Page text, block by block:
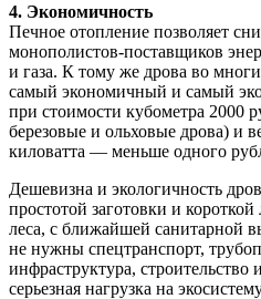
4. Экономичность
Печное отопление позволяет
монополистов-поставщиков
и газа. К тому же дрова во
самый экономичный и самый
при стоимости кубометра 2000
березовые и ольховые дрова) и
киловатта — меньше одного
Дешевизна и экологичность
простотой заготовки и
леса, с ближайшей санитарной
не нужны спецтранспорт,
инфраструктура,
серьезная нагрузка на